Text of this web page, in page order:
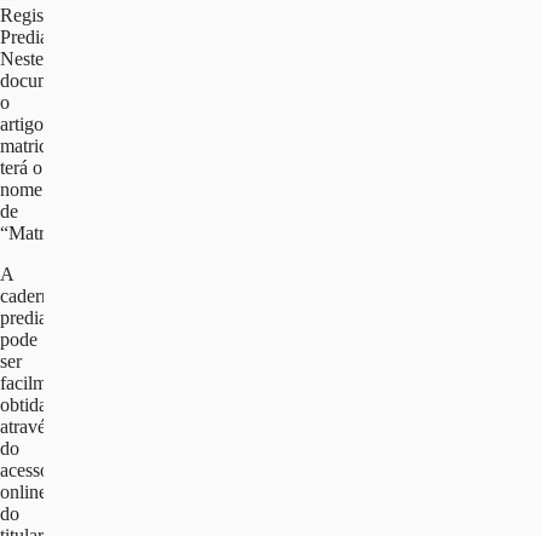
Registo
Predial.
Neste
documento
o
artigo
matricial
terá o
nome
de
“Matriz”.
A
caderneta
predial
pode
ser
facilmente
obtida
através
do
acesso
online
do